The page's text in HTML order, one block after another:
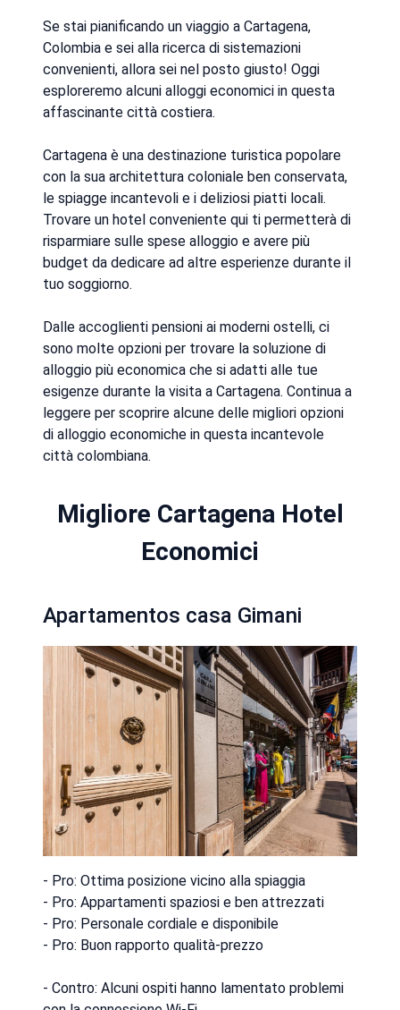
Se stai pianificando un viaggio a Cartagena,
Colombia e sei alla ricerca di sistemazioni
convenienti, allora sei nel posto giusto! Oggi
esploreremo alcuni alloggi economici in questa
affascinante città costiera.
Cartagena è una destinazione turistica popolare
con la sua architettura coloniale ben conservata,
le spiagge incantevoli e i deliziosi piatti locali.
Trovare un hotel conveniente qui ti permetterà di
risparmiare sulle spese alloggio e avere più
budget da dedicare ad altre esperienze durante il
tuo soggiorno.
Dalle accoglienti pensioni ai moderni ostelli, ci
sono molte opzioni per trovare la soluzione di
alloggio più economica che si adatti alle tue
esigenze durante la visita a Cartagena. Continua a
leggere per scoprire alcune delle migliori opzioni
di alloggio economiche in questa incantevole
città colombiana.
Migliore Cartagena Hotel
Economici
Apartamentos casa Gimani
- Pro: Ottima posizione vicino alla spiaggia
- Pro: Appartamenti spaziosi e ben attrezzati
- Pro: Personale cordiale e disponibile
- Pro: Buon rapporto qualità-prezzo
- Contro: Alcuni ospiti hanno lamentato problemi